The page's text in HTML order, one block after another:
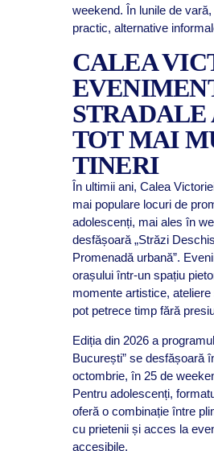
weekend. În lunile de
practic, alternative
CALEA
STRADALE
TOT MAI
TINERI
În ultimii ani, Calea
mai populare locuri de
adolescenți, mai ales în
desfășoară „Străzi
Promenadă urbană”.
orașului într-un spațiu
momente artistice,
pot petrece timp fără
Ediția din 2026 a
București” se desfășoară
octombrie, în 25 de
Pentru adolescenți,
oferă o combinație între
cu prietenii și acces la
accesibile.